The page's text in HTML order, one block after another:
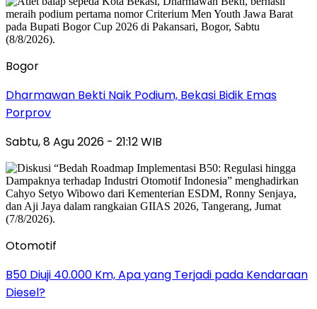
Bogor
Dharmawan Bekti Naik Podium, Bekasi Bidik Emas
Porprov
Sabtu, 8 Agu 2026 - 21:12 WIB
Otomotif
B50 Diuji 40.000 Km, Apa yang Terjadi pada Kendaraan
Diesel?